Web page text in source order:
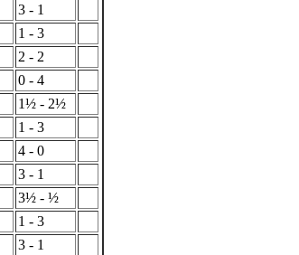
3 - 1
1 - 3
2 - 2
0 - 4
1½ - 2½
1 - 3
4 - 0
3 - 1
3½ - ½
1 - 3
3 - 1